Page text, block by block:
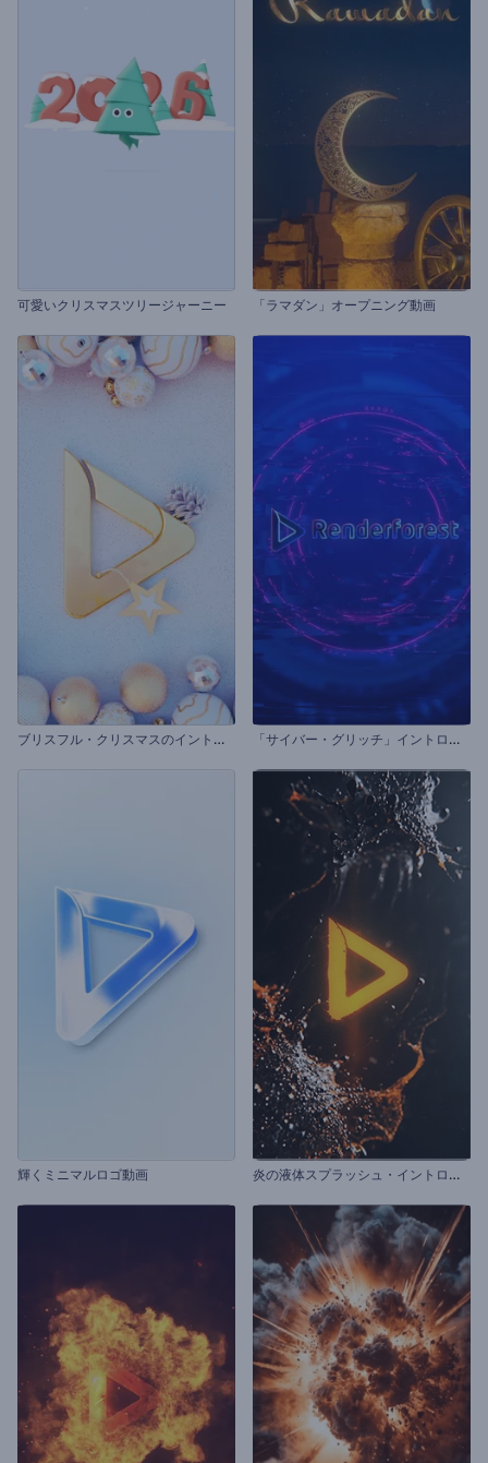
可愛いクリスマスツリージャーニー 「ラマダン」オープニング動画
ブ
リスフル・クリスマスのイントロ動画 「
サイバー・グリッチ」イントロ動画
輝くミニマルロゴ動画 炎
の液体スプラッシュ・イントロ動画